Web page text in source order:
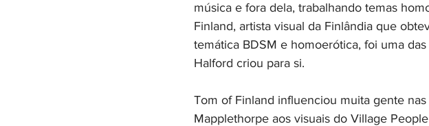
música e fora dela, trabalhando temas
Finland, artista visual da Finlândia que
temática BDSM e homoerótica, foi uma
Halford criou para si.
Tom of Finland influenciou muita gente
Mapplethorpe aos visuais do Village